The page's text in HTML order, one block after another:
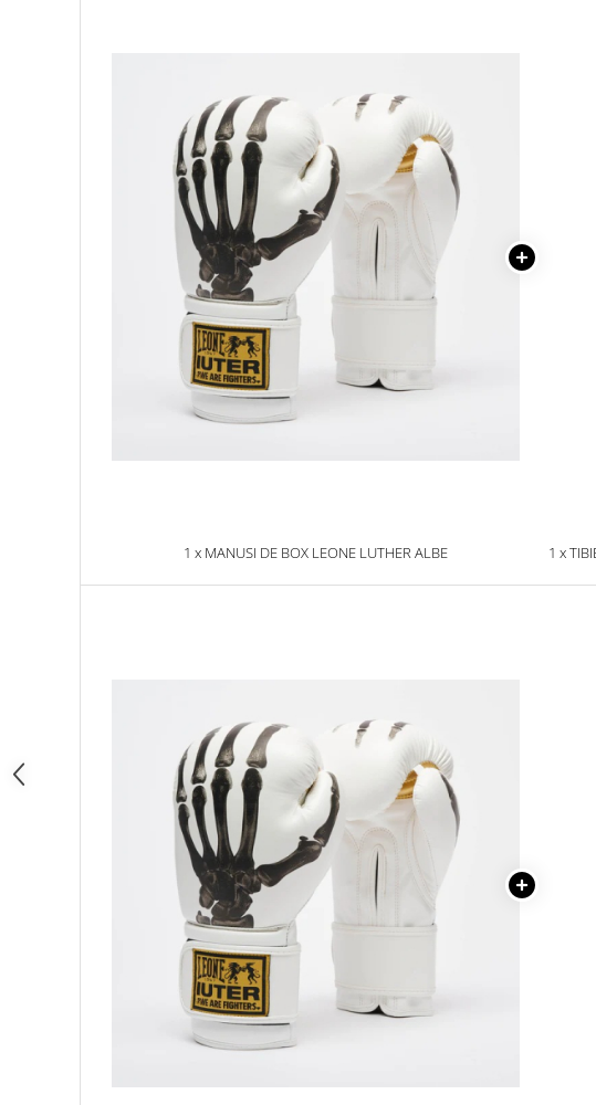
Manechini Arte Martiale
Echipament Antrenori
Sorturi Kickboxing / MMA
Proteze/Protectii dentare
Accesorii Lupte/Wrestling
Suplimente pt Masa Musculara
PRE-Workout
Medicina Sportiva/Recuperare
1 x MANUSI DE BOX LEONE LUTHER ALBE 1 x